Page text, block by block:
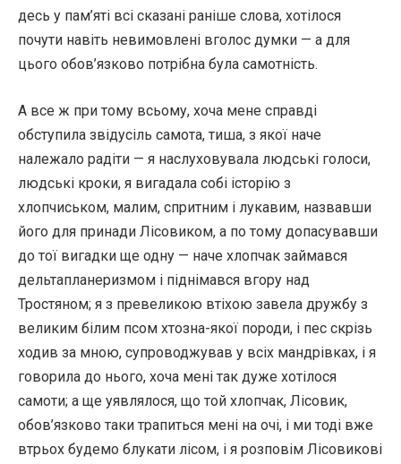
десь у пам’яті всі сказані раніше слова, хотілося
почути навіть невимовлені вголос думки — а для
цього обов’язково потрібна була самотність.
А все ж при тому всьому, хоча мене справді
обступила звідусіль самота, тиша, з якої наче
належало радіти — я наслуховувала людські голоси,
людські кроки, я вигадала собі історію з
хлопчиськом, малим, спритним і лукавим, назвавши
його для принади Лісовиком, а по тому допасувавши
до тої вигадки ще одну — наче хлопчак займався
дельтапланеризмом і піднімався вгору над
Тростяном; я з превеликою втіхою завела дружбу з
великим білим псом хтозна-якої породи, і пес скрізь
ходив за мною, супроводжував у всіх мандрівках, і я
говорила до нього, хоча мені так дуже хотілося
самоти; а ще уявлялося, що той хлопчак, Лісовик,
обов’язково таки трапиться мені на очі, і ми тоді вже
втрьох будемо блукати лісом, і я розповім Лісовикові